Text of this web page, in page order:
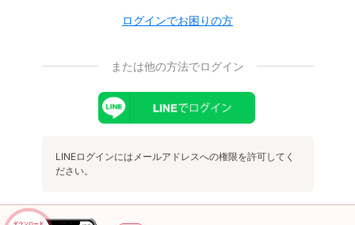
ログインでお困りの方
または他の方法でログイン
LINEログインにはメールアドレスへの権限を許可してく
ださい。